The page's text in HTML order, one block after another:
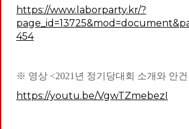
https://www.laborparty.kr/?
454
※ 영상 <2021년 정기당대회 소개와 안
https://youtu.be/VgwTZmebezI